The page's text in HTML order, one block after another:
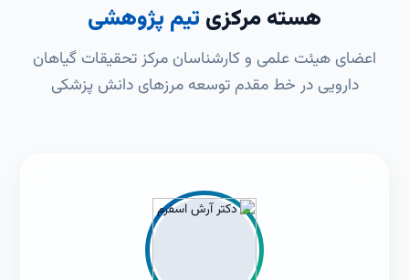
هسته مرکزی تیم پژوهشی
اعضای هیئت علمی و کارشناسان مرکز تحقیقات گیاهان
دارویی در خط مقدم توسعه مرزهای دانش پزشکی